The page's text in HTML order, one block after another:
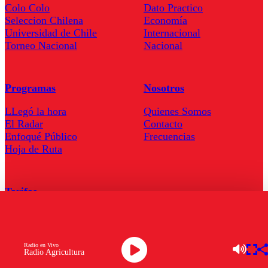
Radio Agricultura
Radio en Vivo
Colo Colo
Seleccion Chilena
Universidad de Chile
Torneo Nacional
Dato Practico
Economía
Internacional
Nacional
Programas
LLegó la hora
El Radar
Enfoqué Público
Hoja de Ruta
Nosotros
Quienes Somos
Contacto
Frecuencias
Tarifas